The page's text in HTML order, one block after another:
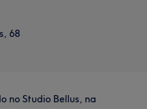
68
no Studio Bellus, na